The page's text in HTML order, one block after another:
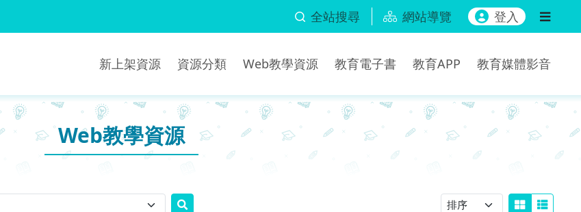
全站搜尋 網站導覽 登入
新上架資源 資源分類 Web教學資源 教育電子書 教育APP 教育媒體影音
Web教學資源